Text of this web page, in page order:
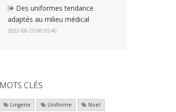
Des uniformes tendance
adaptés au milieu médical
2022-08-25 08:05:40
MOTS CLÉS
Lingerie Uniforme Noel